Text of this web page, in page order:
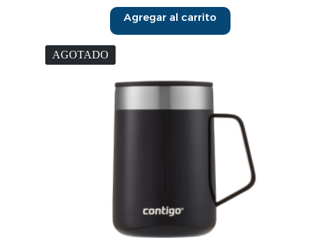
Agregar al carrito
AGOTADO